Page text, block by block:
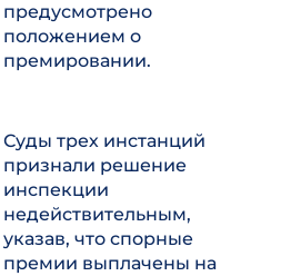
предусмотрено
положением о
премировании.
Суды трех инстанций
признали решение
инспекции
недействительным,
указав, что спорные
премии выплачены на